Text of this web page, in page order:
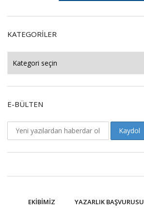
KATEGORILER
E-BÜLTEN
EKIBIMIZ YAZARLIK BAŞVURUSU